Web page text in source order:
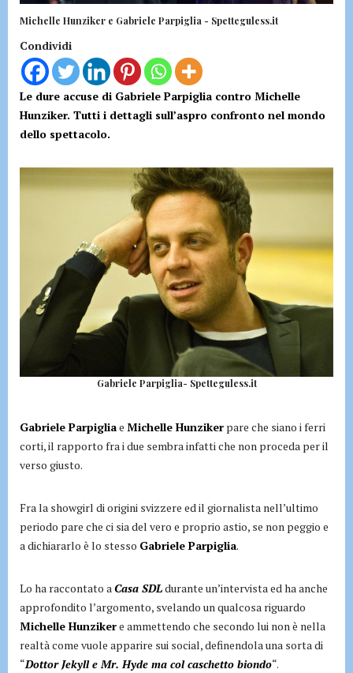
Michelle Hunziker e Gabriele Parpiglia - Spetteguless.it
Condividi
Le dure accuse di Gabriele Parpiglia contro Michelle
Hunziker. Tutti i dettagli sull’aspro confronto nel mondo
dello spettacolo.
Gabriele Parpiglia- Spetteguless.it
Gabriele Parpigliae Michelle Hunziker pare che siano i ferri
corti, il rapporto fra i due sembra infatti che non proceda per il
verso giusto.
Fra la showgirl di origini svizzere ed il giornalista nell’ultimo
periodo pare che ci sia del vero e proprio astio, se non peggio e
a dichiararlo è lo stesso Gabriele Parpiglia.
Lo ha raccontato aCasa SDLdurante un’intervista ed ha anche
approfondito l’argomento, svelando un qualcosa riguardo
Michelle Hunzikere ammettendo che secondo lui non è nella
realtà come vuole apparire sui social, definendola una sorta di
“Dottor Jekyll e Mr. Hyde ma col caschetto biondo“.